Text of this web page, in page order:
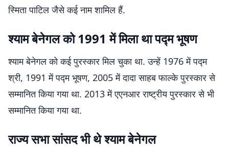
स्मिता पाटिल जैसे कई नाम शामिल हैं.
श्याम बेनेगल को 1991 में मिला था पद्म भूषण
श्याम बेनेगल को कई पुरस्कार मिल चुका था. उन्हें 1976 में पद्म
श्री, 1991 में पद्म भूषण, 2005 में दादा साहब फाल्के पुरस्कार से
सम्मानित किया गया था. 2013 में एएनआर राष्ट्रीय पुरस्कार से भी
सम्मानित किया गया था.
राज्य सभा सांसद भी थे श्याम बेनेगल